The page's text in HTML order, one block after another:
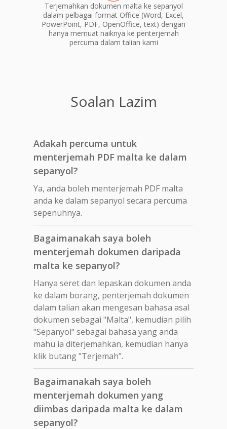
Terjemahkan dokumen malta ke sepanyol
dalam pelbagai format Office (Word, Excel,
PowerPoint, PDF, OpenOffice, text) dengan
hanya memuat naiknya ke penterjemah
percuma dalam talian kami
Soalan Lazim
Adakah percuma untuk
menterjemah PDF malta ke dalam
sepanyol?
Ya, anda boleh menterjemah PDF malta
anda ke dalam sepanyol secara percuma
sepenuhnya.
Bagaimanakah saya boleh
menterjemah dokumen daripada
malta ke sepanyol?
Hanya seret dan lepaskan dokumen anda
ke dalam borang, penterjemah dokumen
dalam talian akan mengesan bahasa asal
dokumen sebagai "Malta", kemudian pilih
"Sepanyol" sebagai bahasa yang anda
mahu ia diterjemahkan, kemudian hanya
klik butang "Terjemah".
Bagaimanakah saya boleh
menterjemah dokumen yang
diimbas daripada malta ke dalam
sepanyol?